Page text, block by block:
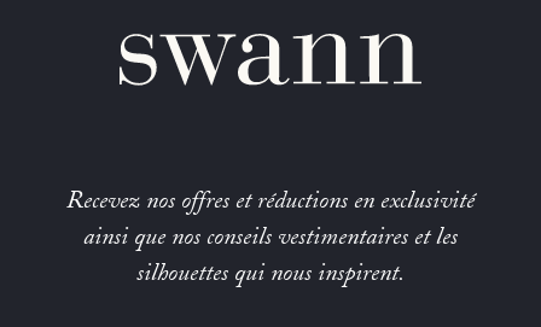
Recevez nos offres et réductions en exclusivité
ainsi que nos conseils vestimentaires et les
silhouettes qui nous inspirent.